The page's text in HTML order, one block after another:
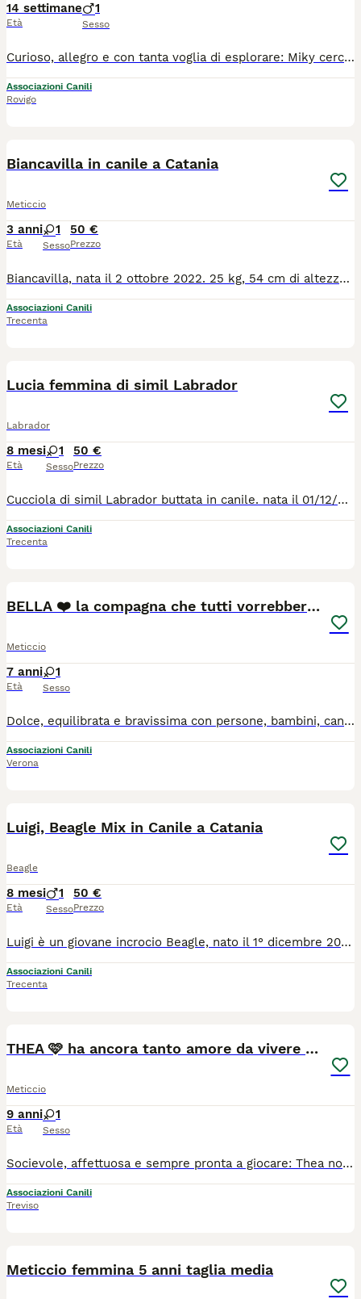
14 settimane
Età
1
Sesso
Curioso, allegro e con tanta voglia di esplorare: Miky cerca una famiglia con cui trasformare ogni giorno in una nuova scoperta. MIKY* cerca casa 🏡 🐾 Maschio futura taglia media contenuta 🐾 Età: all'incirca 2 - 3 mesi ✅Cucciolo Curioso con tanta voglia di esplorare e scoprire il mondo intorno a lui . ❤️ Cerca una famiglia che si prende cura di Lui e che lo faccia crescere circondato dall'affetto, ricambia con l'amore incondizionato e tanta allegria. 🏡 Cerca una famiglia tutta sua per sempre, NO SOLO giardino/box/recinto h24 ma scoperta, gioco e tanto affetto incondizionato. ✅️ verrà affidato vaccinato, sverminato e chippato. 📍Si trova in Calabria, ma arriva in tutto il centro o nord Italia previo preaffido e questionario conoscitivo. ℹ️ Chiediamo un rimborso spese per vaccini, chip e servizio di trasporto che porterà il piccolo da voi (staffetta). Per info scrivete a: ☎️ GRETA 3343019914, DOMINIC 3407269241, SILVIA 3396038316 📩 Mail: irandagidiisoladicaporizzuto@gmail.com 💬 Facebook Messenger e Instagram Direct
Associazioni Canili
Rovigo
Biancavilla in canile a Catania
Meticcio
3 anni
Età
1
Sesso
50 €
Prezzo
Biancavilla, nata il 2 ottobre 2022. 25 kg, 54 cm di altezza al garrese. Questa povera tesoro è stata trovata legata alla recinzione del rifugio; purtroppo, quindi, non sappiamo nulla del suo passato. Sappiamo però che è una cagnolina davvero adorabile e bellissima. Ha delle macchie meravigliose e particolari che la rendono assolutamente unica! Per maggiori informazioni, chiamare il numero 0039/3714497821.
Associazioni Canili
Trecenta
Lucia femmina di simil Labrador
Labrador
8 mesi
Età
1
Sesso
50 €
Prezzo
Cucciola di simil Labrador buttata in canile. nata il 01/12/2025. Lucia femmina bianca, è bellissima, dolcissima e super giocosa. Ora cerca una casa tutta per se, per lasciare le gabbie del canile, dove non trova nulla che la potrebbe rendere felice.
Associazioni Canili
Trecenta
BELLA ❤️ la compagna che tutti vorrebbero 😍
Meticcio
7 anni
Età
1
Sesso
Dolce, equilibrata e bravissima con persone, bambini, cani e gatti: Bella è pronta a entrare in una famiglia come se ne avesse sempre fatto parte. * *BELLA* * cerca casa 🏡 ❤️ Sono *BELLA* sto prendendo il sole nel cortile della Zia .. 🐶 sono buona e brava, dolce, vado d'accordo con tutti adulti, bambini, gatti e cani ..sono una femminuccia adulta di circa 7 anni.. *TU* che *LEGGI* portami con *TE* ti regalo coccole e tutto l'amore che posso💖 🐾 Femmina taglia media grande 🐾 Età: 7 anni ✅ adulta non tira al guinzaglio. Aspetta la sua occasione per essere *FELICE* con una bella una *FAMIGLIA* che la curi con la medicina più bella *l'amore* NO SOLO giardino/box/recinto h24 ma *AMORE* , gioco e gioia, ricambio con dedizione assoluta. ✅️ verrà affidata vaccinata, sverminata e chippata. 📍Si trova in Calabria, ma arriva in tutto il centro o nord Italia previo preaffido e questionario conoscitivo. ℹ️ Chiediamo un rimborso spese per vaccini, chip e servizio di trasporto che porterà il piccolo da voi (staffetta). Per info scrivete a: ☎️ GRETA 3343019914, DOMINIC 3407269241, 📩 Mail: irandagidiisoladicaporizzuto@gmail.com 💬 Facebook Messenger e Instagram Direct
Associazioni Canili
Verona
Luigi, Beagle Mix in Canile a Catania
Beagle
8 mesi
Età
1
Sesso
50 €
Prezzo
Luigi è un giovane incrocio Beagle, nato il 1° dicembre 2025, che è stato lasciato legato fuori dal rifugio durante la notte. Purtroppo non sappiamo nulla del suo passato, se non che è un cane bellissimo, dolce e giocherellone, che va d'accordo a meraviglia con gli altri cani. Per ulteriori informazioni, si prega di chiamare il numero 0039/3714497821 o di inviare un messaggio WhatsApp.
Associazioni Canili
Trecenta
THEA 🩷 ha ancora tanto amore da vivere e da dare
Meticcio
9 anni
Età
1
Sesso
Socievole, affettuosa e sempre pronta a giocare: Thea non cerca qualcosa di speciale, cerca semplicemente qualcuno con cui condividere gli anni più belli della sua vita. * *THEA* * ha bisogno di una casa 🏡 ❤️ Sono *THEA* sembro una *DEA* .. 🐶corro dietro alle lucertole ma non le prendo sono *Nobile* ...sono una *SETTER* adulta sto crescendo nel rifugio .. *TU* che *LEGGI* dammi la gioia di una *FAMIGLIA* che mi circondata di affetto 🐾 Femmina taglia media grande 🐾 Età: 9 anni ✅ adulta a cui piace giocare, socievole e va d'accordo con tutti. Aspetta ma sua occasione per essere *FELICE* con una bella una *FAMIGLIA* che la *AMI* . 🏡 *SI TU* la mia occasione di *felicità* Cerca qualcuno che sia la sua famiglia per sempre, NO SOLO giardino/box/recinto h24 ma *AMORE* , gioco e gioia, ricambio con dedizione assoluta. ✅️ verrà affidata vaccinata, sverminata e chippata. 📍Si trova in Calabria, ma arriva in tutto il centro o nord Italia previo preaffido e questionario conoscitivo. ℹ️ Chiediamo un rimborso spese per vaccini, chip e servizio di trasporto che porterà il piccolo da voi (staffetta). Per info scrivete a: ☎️ GRETA 3343019914, DOMINIC 3407269241, 📩 Mail: irandagidiisoladicaporizzuto@gmail.com 💬 Facebook Messenger e Instagram Direct
Associazioni Canili
Treviso
Meticcio femmina 5 anni taglia media